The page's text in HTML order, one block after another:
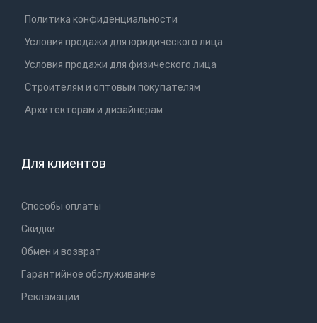
Политика конфиденциальности
Условия продажи для юридического лица
Условия продажи для физического лица
Cтроителям и оптовым покупателям
Aрхитекторам и дизайнерам
Для клиентов
Способы оплаты
Скидки
Обмен и возврат
Гарантийное обслуживание
Рекламации